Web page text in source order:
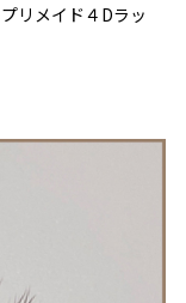
リメイド４Dラッ